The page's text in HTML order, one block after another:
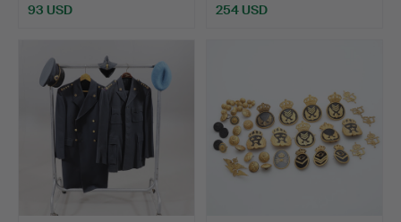
93 USD 254 USD